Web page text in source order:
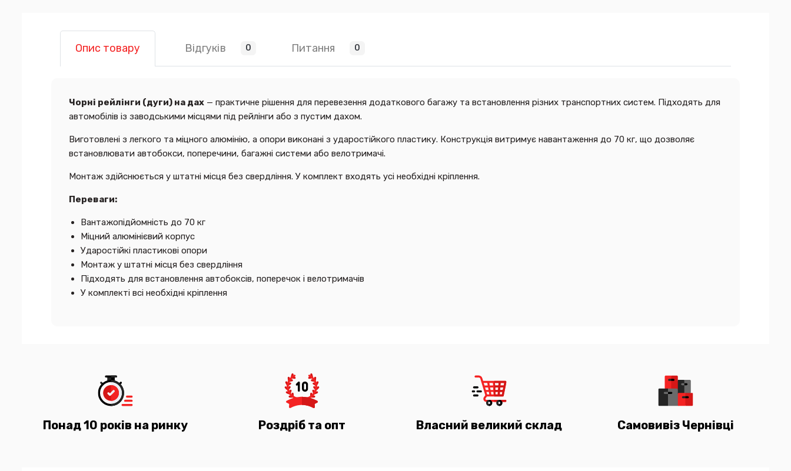
Опис товару Відгуків 0 Питання 0
Чорні рейлінги (дуги) на дах — практичне рішення для перевезення додаткового багажу та встановлення різних транспортних систем. Підходять для
автомобілів із заводськими місцями під рейлінги або з пустим дахом.
Виготовлені з легкого та міцного алюмінію, а опори виконані з ударостійкого пластику. Конструкція витримує навантаження до 70 кг, що дозволяє
встановлювати автобокси, поперечини, багажні системи або велотримачі.
Монтаж здійснюється у штатні місця без свердління. У комплект входять усі необхідні кріплення.
Переваги:
Вантажопідйомність до 70 кг
Міцний алюмінієвий корпус
Ударостійкі пластикові опори
Монтаж у штатні місця без свердління
Підходять для встановлення автобоксів, поперечок і велотримачів
У комплекті всі необхідні кріплення
Понад 10 років на ринку Роздріб та опт Власний великий склад Самовивіз Чернівці